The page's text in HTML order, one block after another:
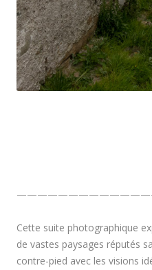
Cette suite photographique
de vastes paysages réputés
contre-pied avec les visions